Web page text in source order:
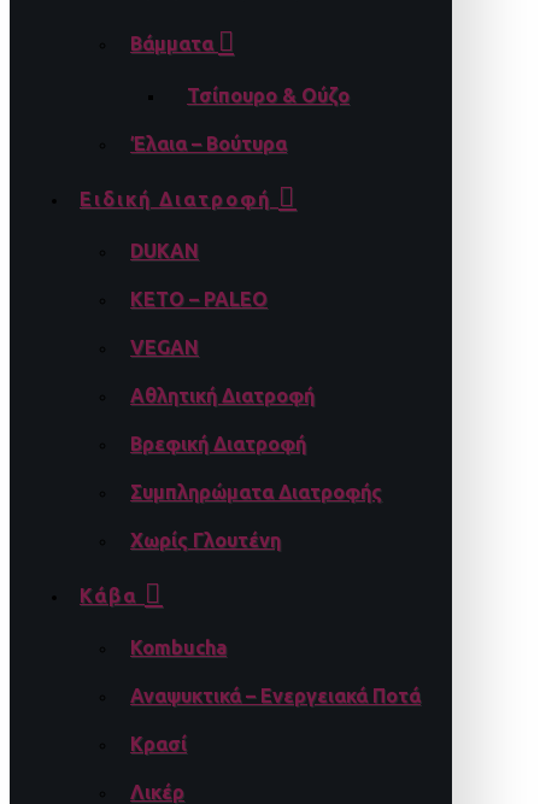
Βάμματα
Τσίπουρο & Ούζο
Έλαια – Βούτυρα
Ειδική Διατροφή
DUKAN
KETO – PALEO
VEGAN
Αθλητική Διατροφή
Βρεφική Διατροφή
Συμπληρώματα Διατροφής
Χωρίς Γλουτένη
Κάβα
Kombucha
Αναψυκτικά – Ενεργειακά Ποτά
Κρασί
Λικέρ